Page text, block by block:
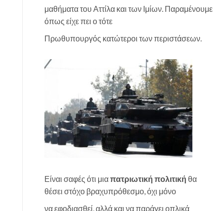
μαθήματα του Αττίλα και των Ιμίων. Παραμένουμε
όπως είχε πει ο τότε
Πρωθυπουργός κατώτεροι των περιστάσεων.
Είναι σαφές ότι μιαπατριωτική πολιτική θα
θέσει στόχο βραχυπρόθεσμο, όχι μόνο
να εφοδιασθεί, αλλά και να παράγει οπλικά